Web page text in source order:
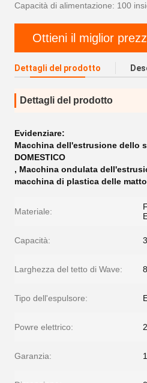
Capacità di alimentazione: 100
Ottieni il miglior
Dettagli del prodotto
Dettagli del prodotto
Evidenziare:
Macchina dell'estrusione dello
DOMESTICO
, Macchina ondulata
macchina di plastica delle
Materiale:
Capacità:
Larghezza del tetto di Wave:
Tipo dell'espulsore:
Powre elettrico:
Garanzia: